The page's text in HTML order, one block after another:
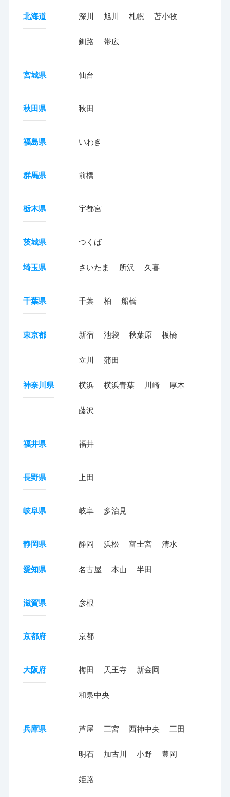
北海道 深川 旭川 札幌 苫小牧
釧路 帯広
宮城県 仙台
秋田県 秋田
福島県 いわき
群馬県 前橋
栃木県 宇都宮
茨城県 つくば
埼玉県 さいたま 所沢 久喜
千葉県 千葉 柏 船橋
東京都 新宿 池袋 秋葉原 板橋
立川 蒲田
神奈川県 横浜 横浜青葉 川崎 厚木
藤沢
福井県 福井
長野県 上田
岐阜県 岐阜 多治見
静岡県 静岡 浜松 富士宮 清水
愛知県 名古屋 本山 半田
滋賀県 彦根
京都府 京都
大阪府 梅田 天王寺 新金岡
和泉中央
兵庫県 芦屋 三宮 西神中央 三田
明石 加古川 小野 豊岡
姫路